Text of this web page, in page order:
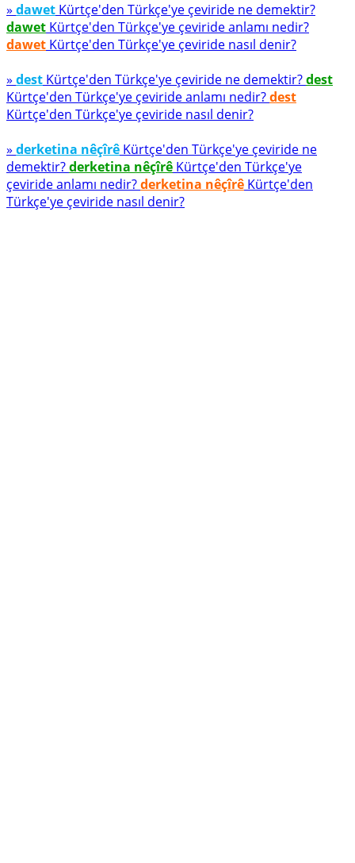
» dawet Kürtçe'den Türkçe'ye çeviride ne demektir?
dawet Kürtçe'den Türkçe'ye çeviride anlamı nedir?
dawet Kürtçe'den Türkçe'ye çeviride nasıl denir?
» dest Kürtçe'den Türkçe'ye çeviride ne demektir?dest
Kürtçe'den Türkçe'ye çeviride anlamı nedir?dest
Kürtçe'den Türkçe'ye çeviride nasıl denir?
» derketina nêçîrê Kürtçe'den Türkçe'ye çeviride ne
demektir?derketina nêçîrê Kürtçe'den Türkçe'ye
çeviride anlamı nedir?derketina nêçîrê Kürtçe'den
Türkçe'ye çeviride nasıl denir?